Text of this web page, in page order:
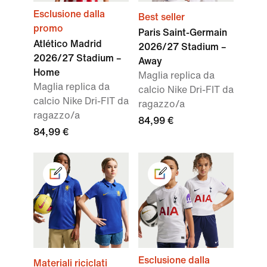
Esclusione dalla
promo
Atlético Madrid
2026/27 Stadium –
Home
Maglia replica da
calcio Nike Dri-FIT da
ragazzo/a
84,99 €
Best seller
Paris Saint-Germain
2026/27 Stadium –
Away
Maglia replica da
calcio Nike Dri-FIT da
ragazzo/a
84,99 €
Materiali riciclati Esclusione dalla